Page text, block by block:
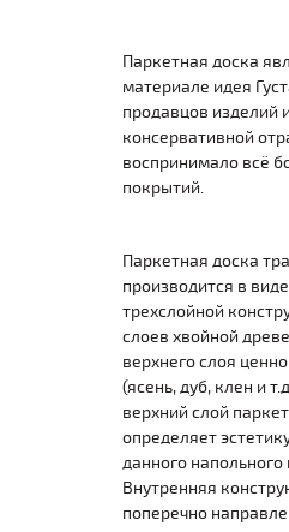
Паркетная доска
материале идея
продавцов изделий
консервативной
воспринимало всё
покрытий.
Паркетная доска
производится в виде
трехслойной
слоев хвойной
верхнего слоя
(ясень, дуб, клен и
верхний слой
определяет
данного
Внутренняя
поперечно